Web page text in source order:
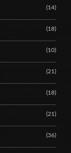
(14)
(18)
(10)
(21)
(18)
(21)
(36)